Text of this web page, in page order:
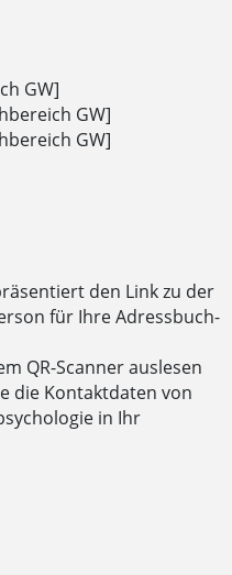
GW]
GW]
GW]
den Link zu der
für Ihre Adressbuch-
QR-Scanner auslesen
die Kontaktdaten von
in Ihr